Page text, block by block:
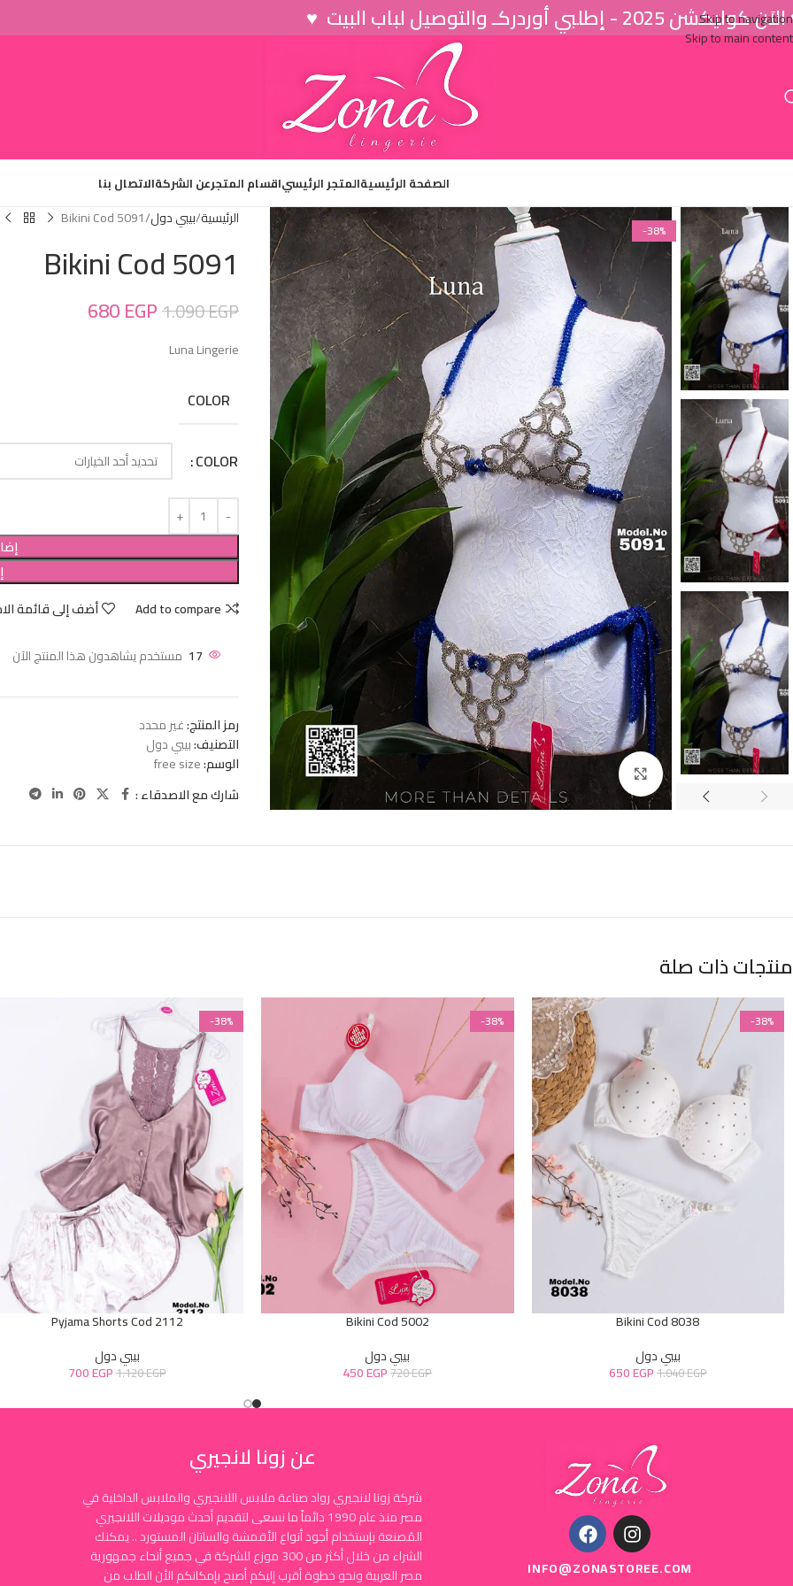
Skip to navigation
Skip to main content
2025 - إطلبي أوردركـ والتوصيل لباب البيت ♥
الصفحة الرئيسيةالمتجر الرئيسياقسام المتجرعن الشركةالاتصال بنا
-38%
Click to enlarge
الرئيسية بيبي دول Bikini Cod 5091
Bikini Cod 5091
1.090EGP
680EGP
Luna Lingerie
COLOR
COLOR
Add to compare
أضف إلى قائمة
17 مستخدم يشاهدون هذا المنتج الآن
رمز المنتج:غير محدد
التصنيف:بيبي دول
الوسم:free size
شارك مع الاصدقاء :
منتجات ذات صلة
-38%
Bikini Cod 8038
بيبي دول
1.040EGP
650EGP
-38%
Bikini Cod 5002
بيبي دول
720EGP
450EGP
-38%
Pyjama Shorts Cod 2112
بيبي دول
1.120EGP
700EGP
INFO@ZONASTOREE.COM
عن زونا لانجيري
شركة زونا لانجيري رواد صناعة ملابس اللانجيري والملابس الداخلية في
مصر منذ عام 1990 دائماً ما نسعى لتقديم أحدث موديلات اللانجيري
المُصنعة بإستخدام أجود أنواع الأقمشة والساتان المستورد .. يمكنك
الشراء من خلال أكثر من 300 موزع للشركة في جميع أنحاء جمهورية
مصر العربية ونحو خطوة أقرب إليكم أصبح بإمكانكم الأن الطلب من